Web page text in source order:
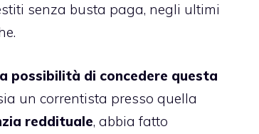
senza busta paga, negli ultimi
possibilità di concedere questa
un correntista presso quella
reddituale, abbia fatto